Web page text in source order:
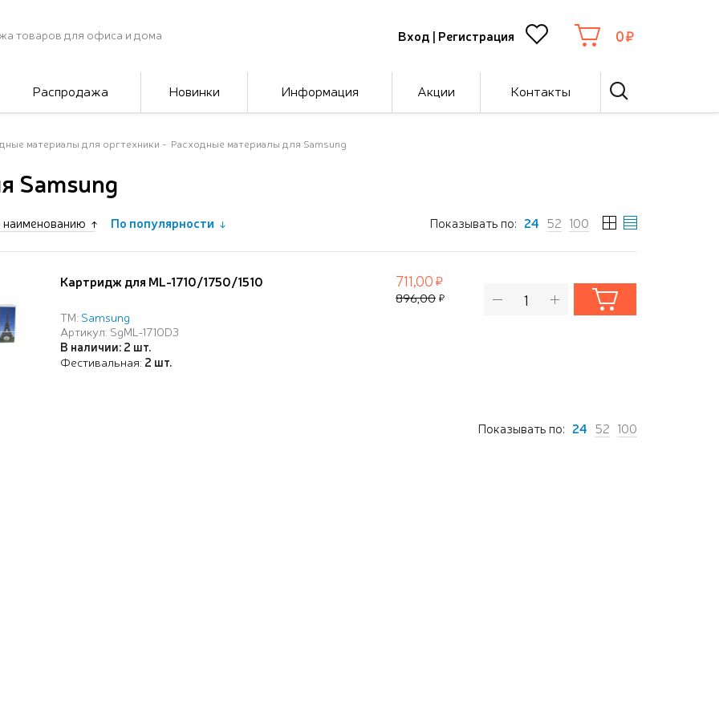
товаров для офиса и дома Вход | Регистрация 0
Распродажа Новинки Информация Акции Контакты
материалы для оргтехники Расходные материалы для Samsung
Samsung
По популярности Показывать по: 24 52 100
Картридж для ML-1710/1750/1510
ТМ: Samsung
Артикул: SgML-1710D3
В наличии: 2 шт.
Фестивальная: 2 шт.
711,00
896,00
Показывать по: 24 52 100